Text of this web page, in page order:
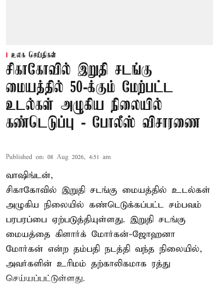
உலக செய்திகள்
சிகாகோவில் இறுதி சடங்கு
மையத்தில் 50-க்கும் மேற்பட்ட
உடல்கள் அழுகிய நிலையில்
கண்டெடுப்பு - போலீஸ் விசாரணை
Published on: 08 Aug 2026, 4:51 am
வாஷிங்டன்,
சிகாகோவில் இறுதி சடங்கு மையத்தில் உடல்கள்
அழுகிய நிலையில் கண்டெடுக்கப்பட்ட சம்பவம்
பரபரப்பை ஏற்படுத்தியுள்ளது. இறுதி சடங்கு
மையத்தை கிளார்க் மோர்கன்-ஜோஹனா
மோர்கன் என்ற தம்பதி நடத்தி வந்த நிலையில்,
அவர்களின் உரிமம் தற்காலிகமாக ரத்து
செய்யப்பட்டுள்ளது.